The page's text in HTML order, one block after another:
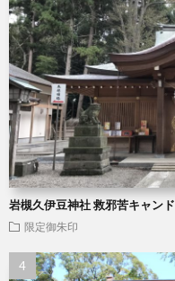
岩槻久伊豆神社 救邪苦キャン
限定御朱印